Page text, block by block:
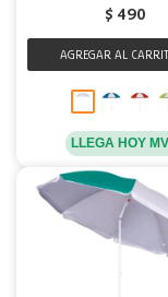
$ 490
LLEGA HOY